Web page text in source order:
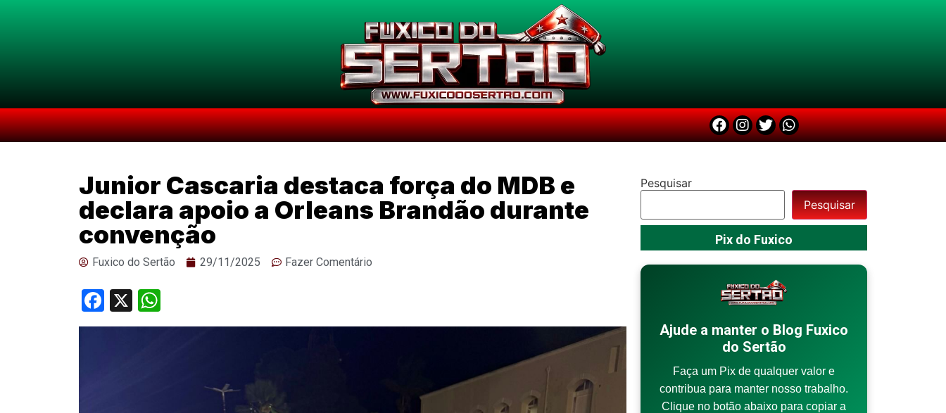
Junior Cascaria destaca força do MDB e
declara apoio a Orleans Brandão durante
convenção
Fuxico do Sertão 29/11/2025 Fazer Comentário
Facebook
X
Pesquisar
Pesquisar
Pix do Fuxico
Ajude a manter o Blog Fuxico
do Sertão
Faça um Pix de qualquer valor e
contribua para manter nosso trabalho.
Clique no botão abaixo para copiar a